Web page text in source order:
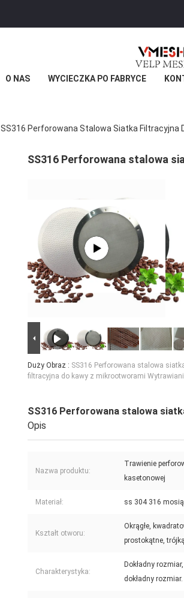
O NAS WYCIECZKA PO FABRYCE
SS316 Perforowana Stalowa Siatka Filtracyjna
SS316 Perforowana stalowa
Duży Obraz : SS316 Perforowana stalowa
filtracyjna do kawy z mikrootworami
SS316 Perforowana stalowa
Opis
Nazwa produktu:
Trawienie
kasetonowej
Materiał: ss 304 316
Kształt otworu:
Okrągłe,
prostokątne,
Charakterystyka:
Dokładny
dokładny rozmiar.